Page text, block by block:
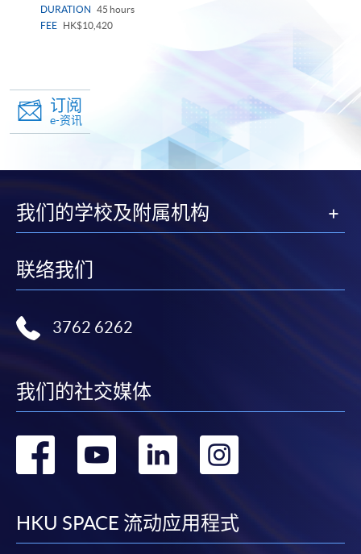
DURATION
45 hours
FEE
HK$10,420
订阅
e-资讯
我们的学校及附属机构
联络我们
3762 6262
我们的社交媒体
转
facebook
转
youtube
转
linkedin
HKU SPACE 流动应用程式